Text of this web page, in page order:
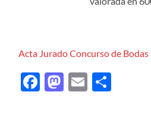
Acta Jurado Concurso de
Facebook
Mastodon
Email